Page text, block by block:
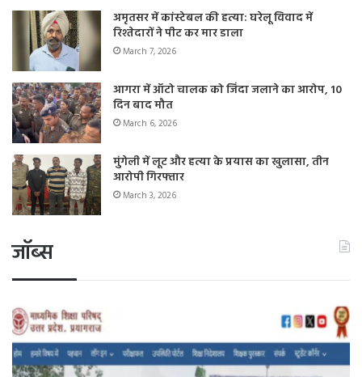
अमृतसर में कांस्टेबल की हत्या: घरेलू विवाद में
रिश्तेदारों ने पीट कर मार डाला
March 7, 2026
आगरा में ऑटो चालक को जिंदा जलाने का आरोप, 10
दिन बाद मौत
March 6, 2026
मुंगेली में लूट और हत्या के प्रयास का खुलासा, तीन
आरोपी गिरफ्तार
March 3, 2026
जॉब्स